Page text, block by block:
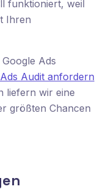
funktioniert, weil
Ihren
Ads
Audit anfordern
liefern wir eine
größten Chancen